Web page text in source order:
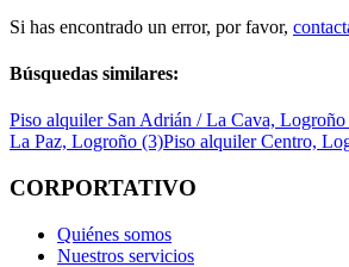
Si has encontrado un error, por favor,
Búsquedas similares:
Piso alquiler San Adrián / La Cava,
La Paz, Logroño (3)Piso alquiler Centro,
CORPORTATIVO
Quiénes somos
Nuestros servicios